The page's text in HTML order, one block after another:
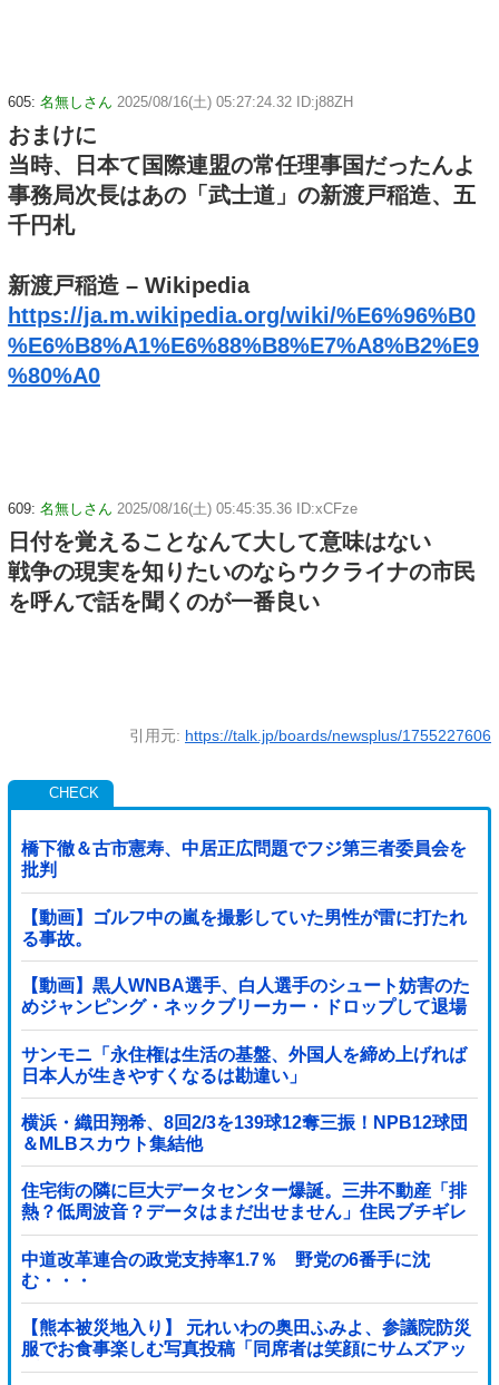
605: 名無しさん 2025/08/16(土) 05:27:24.32 ID:j88ZH
おまけに
当時、日本て国際連盟の常任理事国だったんよ
事務局次長はあの「武士道」の新渡戸稲造、五
千円札
新渡戸稲造 – Wikipedia
https://ja.m.wikipedia.org/wiki/%E6%96%B0
%E6%B8%A1%E6%88%B8%E7%A8%B2%E9
%80%A0
609: 名無しさん 2025/08/16(土) 05:45:35.36 ID:xCFze
日付を覚えることなんて大して意味はない
戦争の現実を知りたいのならウクライナの市民
を呼んで話を聞くのが一番良い
引用元: https://talk.jp/boards/newsplus/1755227606
橋下徹＆古市憲寿、中居正広問題でフジ第三者委員会を
批判
【動画】ゴルフ中の嵐を撮影していた男性が雷に打たれ
る事故。
【動画】黒人WNBA選手、白人選手のシュート妨害のた
めジャンピング・ネックブリーカー・ドロップして退場
処分→ロッカールームから「白人特権」と投稿...
サンモニ「永住権は生活の基盤、外国人を締め上げれば
日本人が生きやすくなるは勘違い」
横浜・織田翔希、8回2/3を139球12奪三振！NPB12球団
＆MLBスカウト集結他
住宅街の隣に巨大データセンター爆誕。三井不動産「排
熱？低周波音？データはまだ出せません」住民ブチギレ
中道改革連合の政党支持率1.7％ 野党の6番手に沈
む・・・
【熊本被災地入り】 元れいわの奥田ふみよ、参議院防災
服でお食事楽しむ写真投稿「同席者は笑顔にサムズアッ
プ」